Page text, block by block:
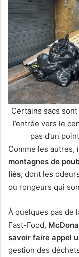
Certains sacs
l’entrée vers le
pas d’un
Comme les autres,
montagnes de
liés, dont les
ou rongeurs qui
À quelques pas de
Fast-Food,
savoir faire appel
gestion des